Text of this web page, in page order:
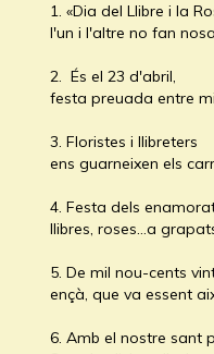
1. «Dia del Llibre i la
l'un i l'altre no fan
2. És el 23 d'abril,
festa preuada entre
3. Floristes i llibreters
ens guarneixen els
4. Festa dels
llibres, roses…a
5. De mil nou-cents
ençà, que va essent
6. Amb el nostre sant